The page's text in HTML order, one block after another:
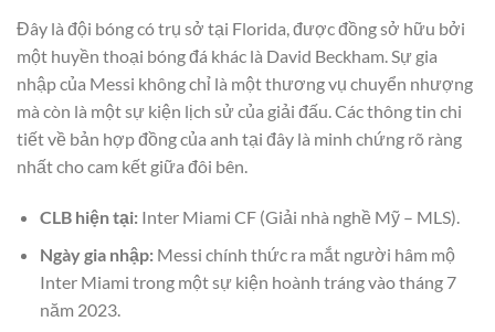
Đây là đội bóng có trụ sở tại Florida, được đồng sở hữu bởi
một huyền thoại bóng đá khác là David Beckham. Sự gia
nhập của Messi không chỉ là một thương vụ chuyển nhượng
mà còn là một sự kiện lịch sử của giải đấu. Các thông tin chi
tiết về bản hợp đồng của anh tại đây là minh chứng rõ ràng
nhất cho cam kết giữa đôi bên.
CLB hiện tại:Inter Miami CF (Giải nhà nghề Mỹ – MLS).
Ngày gia nhập:Messi chính thức ra mắt người hâm mộ
Inter Miami trong một sự kiện hoành tráng vào tháng 7
năm 2023.